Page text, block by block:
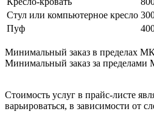
Стул или компьютерное кресло
Пуф
Минимальный заказ в пределах
Минимальный заказ за
Стоимость услуг в прайс-листе
варьироваться, в зависимости от